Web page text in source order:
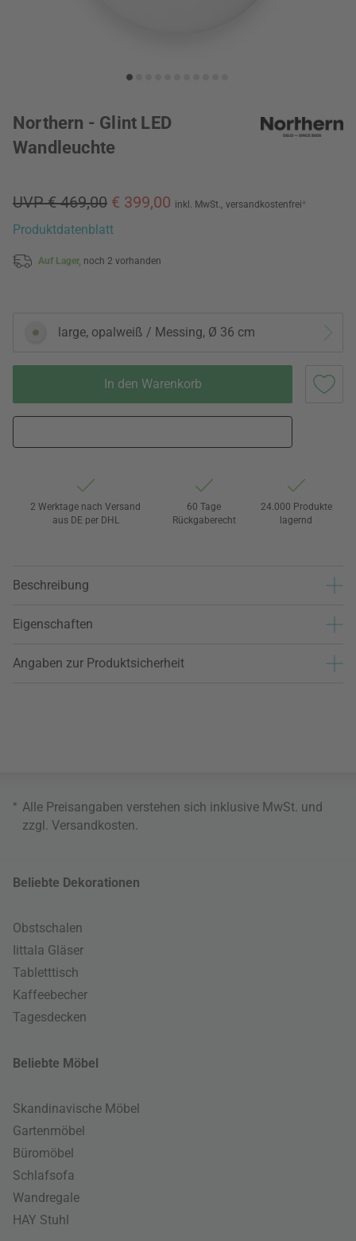
Northern - Glint LED
Wandleuchte
UVP € 469,00 € 399,00 inkl. MwSt., versandkostenfrei*
Produktdatenblatt
Auf Lager, noch 2 vorhanden
large, opalweiß / Messing, Ø 36 cm
In den Warenkorb
2 Werktage nach Versand
aus DE per DHL
60 Tage
Rückgaberecht
24.000 Produkte
lagernd
Beschreibung
Eigenschaften
Angaben zur Produktsicherheit
* Alle Preisangaben verstehen sich inklusive MwSt. und
zzgl. Versandkosten
Beliebte Dekorationen
Obstschalen
Iittala Gläser
Tabletttisch
Kaffeebecher
Tagesdecken
Beliebte Möbel
Skandinavische Möbel
Gartenmöbel
Büromöbel
Schlafsofa
Wandregale
HAY Stuhl